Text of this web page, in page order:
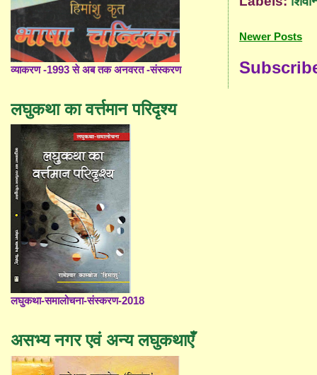
Newer Posts
व्याकरण -1993 से अब तक अनवरत -संस्करण
लघुकथा का वर्त्तमान परिदृश्य
लघुकथा-समालोचना-संस्करण-2018
असभ्य नगर एवं अन्य लघुकथाएँ